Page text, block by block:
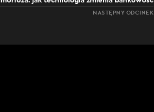
NASTĘPNY ODCINEK